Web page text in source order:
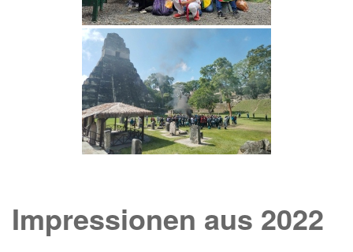
Impressionen aus 2022